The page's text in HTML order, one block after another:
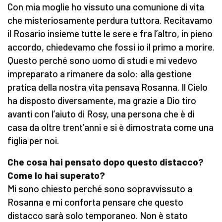
Con mia moglie ho vissuto una comunione di vita
che misteriosamente perdura tuttora. Recitavamo
il Rosario insieme tutte le sere e fra l’altro, in pieno
accordo, chiedevamo che fossi io il primo a morire.
Questo perché sono uomo di studi e mi vedevo
impreparato a rimanere da solo: alla gestione
pratica della nostra vita pensava Rosanna. Il Cielo
ha disposto diversamente, ma grazie a Dio tiro
avanti con l’aiuto di Rosy, una persona che è di
casa da oltre trent’anni e si è dimostrata come una
figlia per noi.
Che cosa hai pensato dopo questo distacco?
Come lo hai superato?
Mi sono chiesto perché sono sopravvissuto a
Rosanna e mi conforta pensare che questo
distacco sarà solo temporaneo. Non è stato